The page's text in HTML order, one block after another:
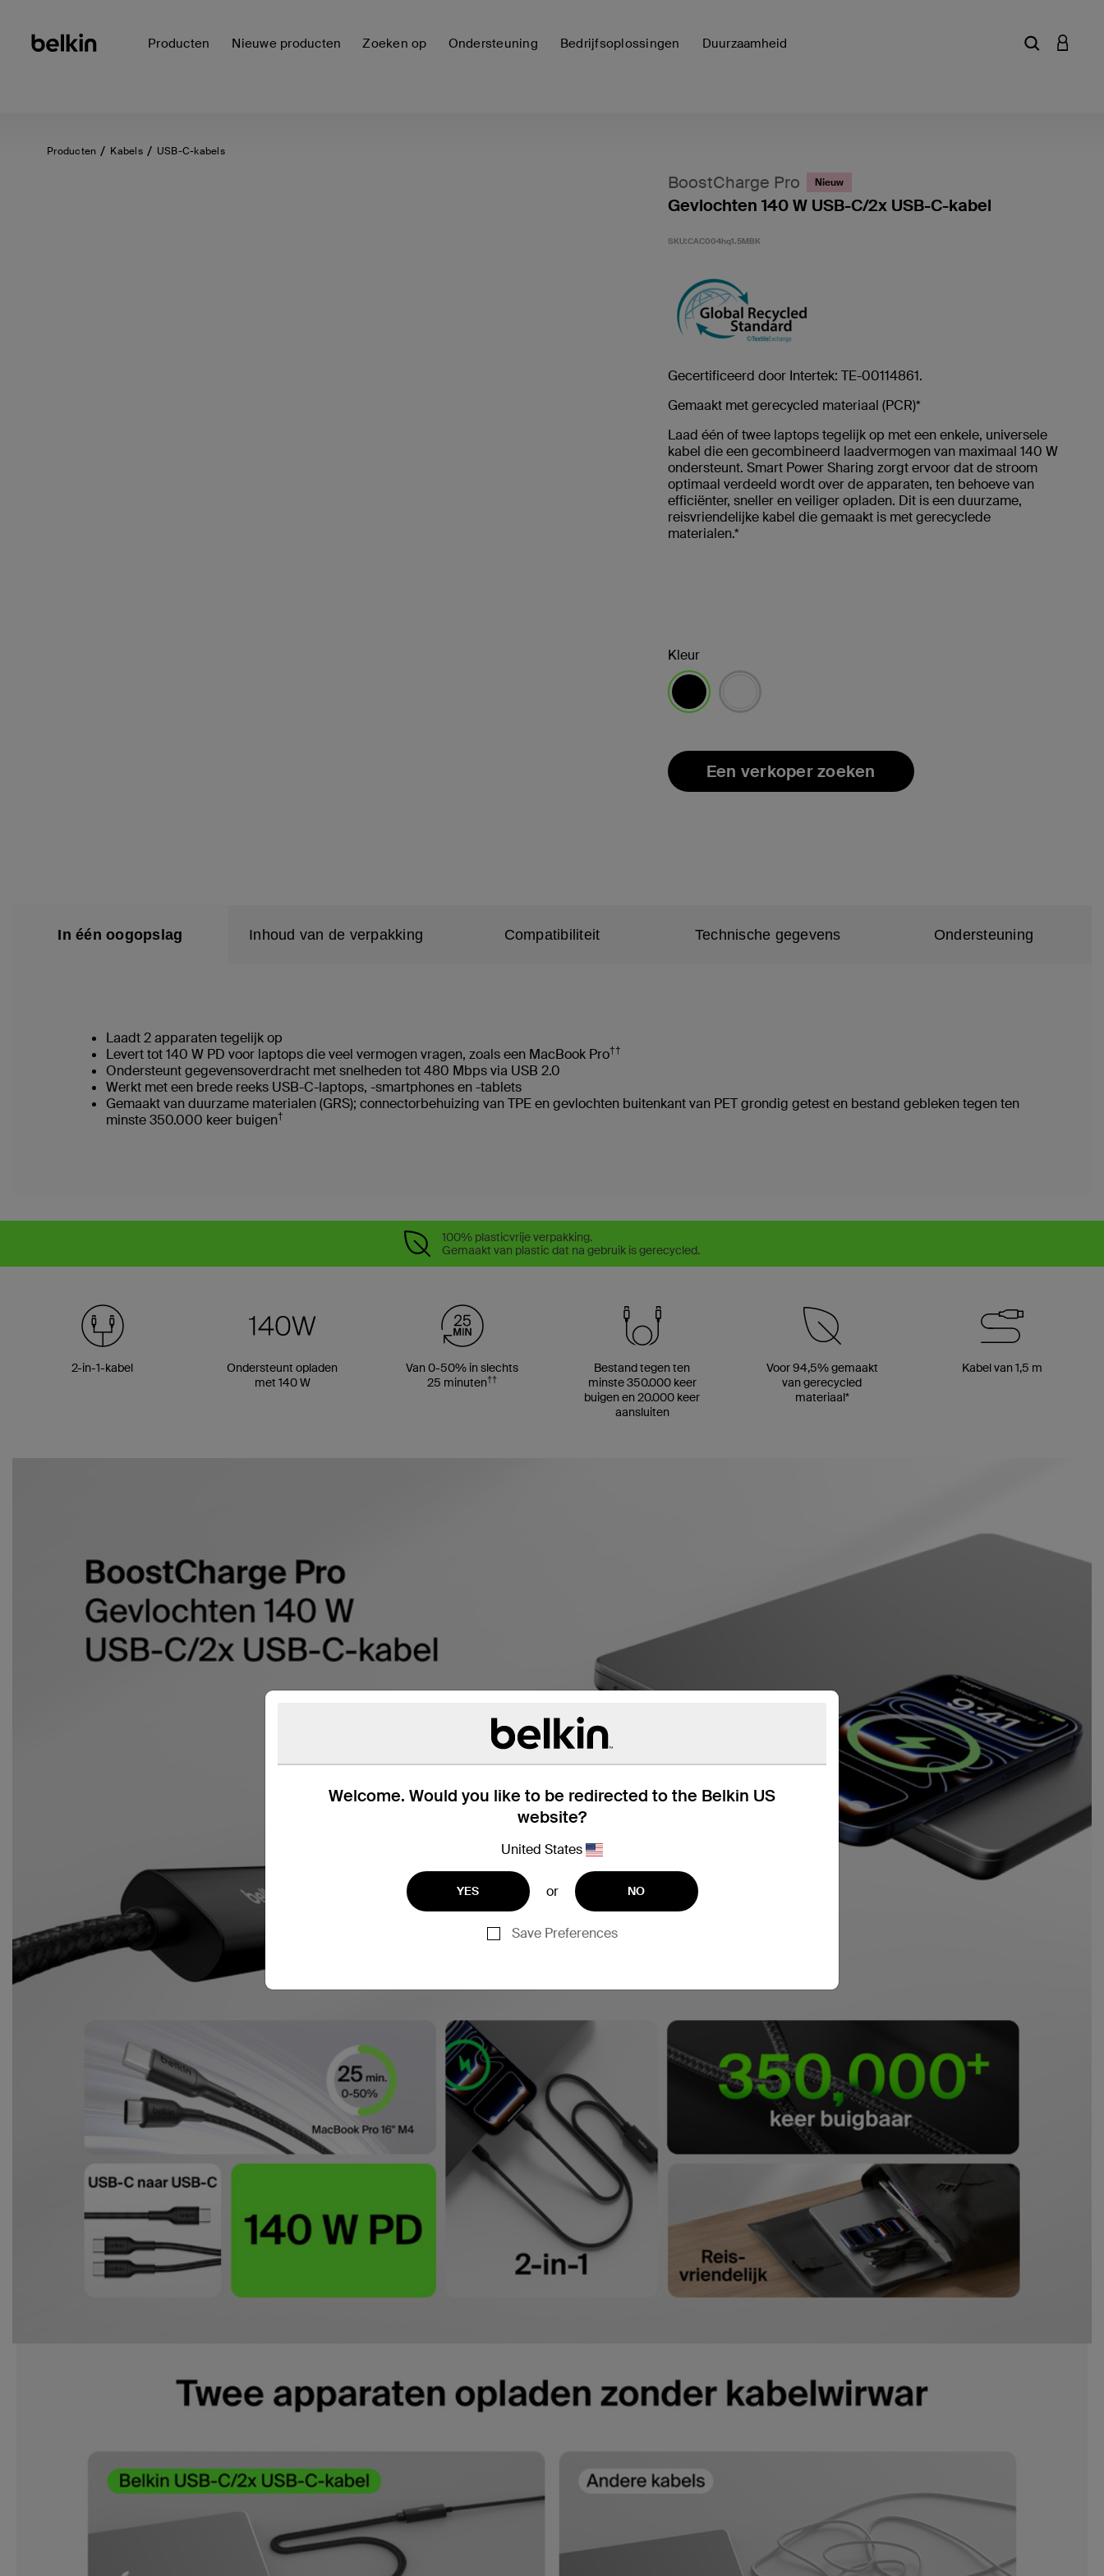
Producten Nieuwe producten Zoeken op Ondersteuning Bedrijfsoplossingen Duurzaamheid Zoekterm of
Welcome. Would you like to be redirected to the Belkin US
website?
United States
YES or NO
Save Preferences
Producten Kabels USB-C-kabels
BoostCharge Pro Nieuw
Gevlochten 140 W USB-C/2x USB-C-kabel
SKU:CAC004hq1.5MBK
Gecertificeerd door Intertek: TE-00114861.
Gemaakt met gerecycled materiaal (PCR)*
Laad één of twee laptops tegelijk op met een enkele, universele
kabel die een gecombineerd laadvermogen van maximaal 140 W
ondersteunt. Smart Power Sharing zorgt ervoor dat de stroom
optimaal verdeeld wordt over de apparaten, ten behoeve van
efficiënter, sneller en veiliger opladen. Dit is een duurzame,
reisvriendelijke kabel die gemaakt is met gerecyclede
materialen.*
Kleur
Een verkoper zoeken
In één oogopslag Inhoud van de verpakking Compatibiliteit Technische gegevens Ondersteuning
Laadt 2 apparaten tegelijk op
Levert tot 140 W PD voor laptops die veel vermogen vragen, zoals een MacBook Pro††
Ondersteunt gegevensoverdracht met snelheden tot 480 Mbps via USB 2.0
Werkt met een brede reeks USB-C-laptops, -smartphones en -tablets
Gemaakt van duurzame materialen (GRS); connectorbehuizing van TPE en gevlochten buitenkant van PET grondig getest en bestand gebleken tegen ten
minste 350.000 keer buigen†
100% plasticvrije verpakking.
Gemaakt van plastic dat na gebruik is gerecycled.
2-in-1-kabel
Ondersteunt opladen
met 140 W
Van 0-50% in slechts
25 minuten††
Bestand tegen ten
minste 350.000 keer
buigen en 20.000 keer
aansluiten
Voor 94,5% gemaakt
van gerecycled
materiaal*
Kabel van 1,5 m